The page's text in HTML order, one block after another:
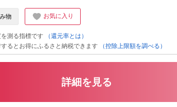
物 お気に入り
測る指標です
（還元率とは）
るとお得にふるさと納税できます
（控除上限額を調べる）
詳細を見る